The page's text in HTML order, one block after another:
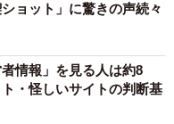
ョット」に驚きの声続々
情報」を見る人は約8
・怪しいサイトの判断基